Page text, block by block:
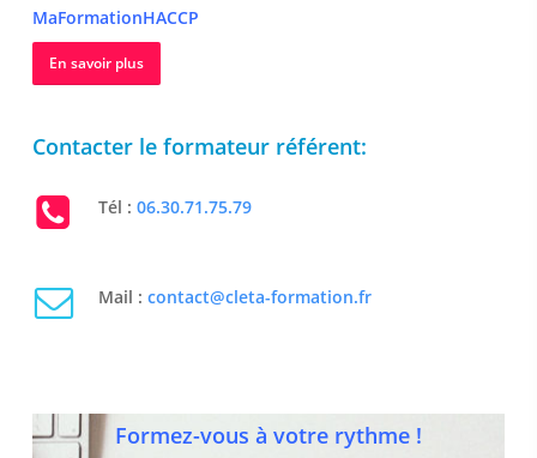
MaFormationHACCP
En savoir plus
Contacter le formateur référent:
Tél :06.30.71.75.79
Mail :contact@cleta-formation.fr
Formez-vous à votre rythme !